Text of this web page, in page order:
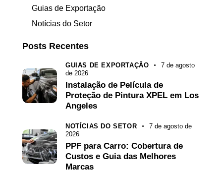
Guias de Exportação
Notícias do Setor
Posts Recentes
GUIAS DE EXPORTAÇÃO
7 de agosto
de 2026
Instalação de Película de
Proteção de Pintura XPEL em Los
Angeles
NOTÍCIAS DO SETOR
7 de agosto de
2026
PPF para Carro: Cobertura de
Custos e Guia das Melhores
Marcas